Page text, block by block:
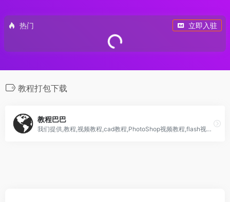
热门 立即入驻
教程打包下载
教程巴巴
我们提供,教程,视频教程,cad教程,PhotoShop视频教程,flash视频教程,Dreamweaver教程,3Dmax教程,maya视频教程,教程打包下载,教程巴巴是你自学的好去处。